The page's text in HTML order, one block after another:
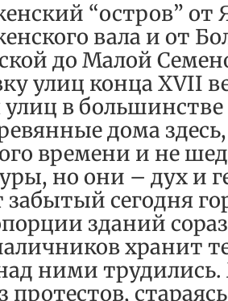
“остров” от
вала и от
до Малой
улиц конца XVII
улиц в
дома
времени и не
но они – дух и
забытый сегодня
зданий
хранит
ними
протестов,